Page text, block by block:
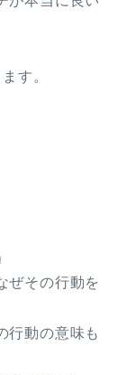
す。
その行動を
動の意味も